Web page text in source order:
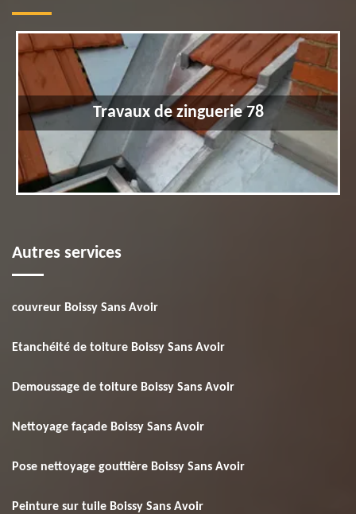
Travaux de zinguerie 78
Autres services
couvreur Boissy Sans Avoir
Etanchéité de toiture Boissy Sans Avoir
Demoussage de toiture Boissy Sans Avoir
Nettoyage façade Boissy Sans Avoir
Pose nettoyage gouttière Boissy Sans Avoir
Peinture sur tuile Boissy Sans Avoir